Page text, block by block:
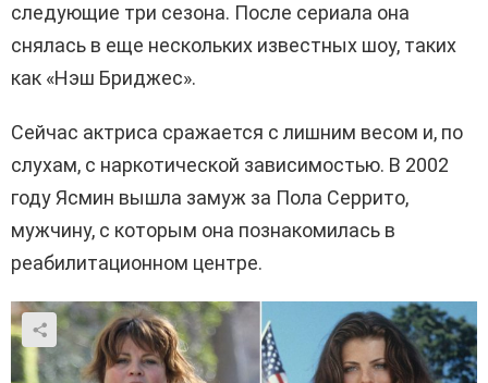
следующие три сезона. После сериала она
снялась в еще нескольких известных шоу, таких
как «Нэш Бриджес».
Сейчас актриса сражается с лишним весом и, по
слухам, с наркотической зависимостью. В 2002
году Ясмин вышла замуж за Пола Серрито,
мужчину, с которым она познакомилась в
реабилитационном центре.